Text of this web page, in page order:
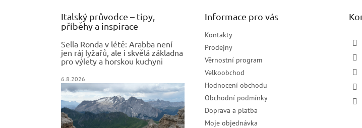
Italský průvodce – tipy,
příběhy a inspirace
Sella Ronda v létě: Arabba není
jen ráj lyžařů, ale i skvělá základna
pro výlety a horskou kuchyni
6.8.2026
Informace pro vás
Kontakty
Prodejny
Věrnostní program
Velkoobchod
Hodnocení obchodu
Obchodní podmínky
Doprava a platba
Moje objednávka